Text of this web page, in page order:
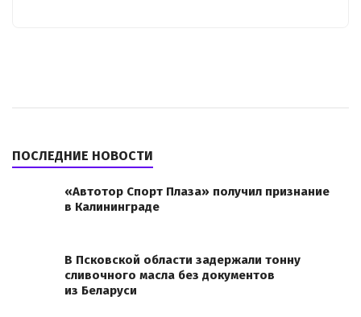
ПОСЛЕДНИЕ НОВОСТИ
«Автотор Спорт Плаза» получил признание
в Калининграде
В Псковской области задержали тонну
сливочного масла без документов
из Беларуси